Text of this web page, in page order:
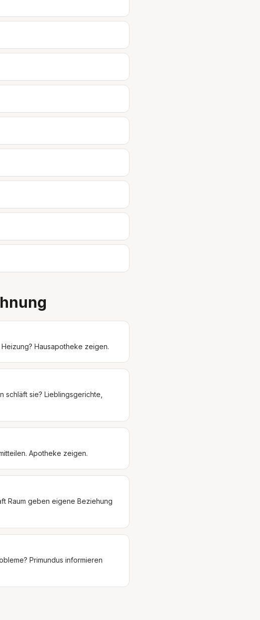
Hausapotheke zeigen.
schläft sie? Lieblingsgerichte,
Apotheke zeigen.
Raum geben eigene Beziehung
Primundus informieren